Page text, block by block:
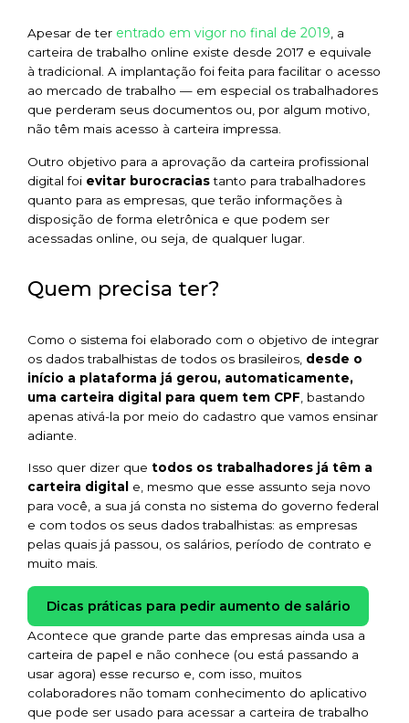
Apesar de ter entrado em vigor no final de 2019, a
carteira de trabalho online existe desde 2017 e equivale
à tradicional. A implantação foi feita para facilitar o acesso
ao mercado de trabalho — em especial os trabalhadores
que perderam seus documentos ou, por algum motivo,
não têm mais acesso à carteira impressa.
Outro objetivo para a aprovação da carteira profissional
digital foi evitar burocraciastanto para trabalhadores
quanto para as empresas, que terão informações à
disposição de forma eletrônica e que podem ser
acessadas online, ou seja, de qualquer lugar.
Quem precisa ter?
Como o sistema foi elaborado com o objetivo de integrar
os dados trabalhistas de todos os brasileiros, desde o
início a plataforma já gerou, automaticamente,
uma carteira digital para quem tem CPF , bastando
apenas ativá-la por meio do cadastro que vamos ensinar
adiante.
Isso quer dizer que todos os trabalhadores já têm a
carteira digital e, mesmo que esse assunto seja novo
para você, a sua já consta no sistema do governo federal
e com todos os seus dados trabalhistas: as empresas
pelas quais já passou, os salários, período de contrato e
muito mais.
Dicas práticas para pedir aumento de salário
Acontece que grande parte das empresas ainda usa a
carteira de papel e não conhece (ou está passando a
usar agora) esse recurso e, com isso, muitos
colaboradores não tomam conhecimento do aplicativo
que pode ser usado para acessar a carteira de trabalho